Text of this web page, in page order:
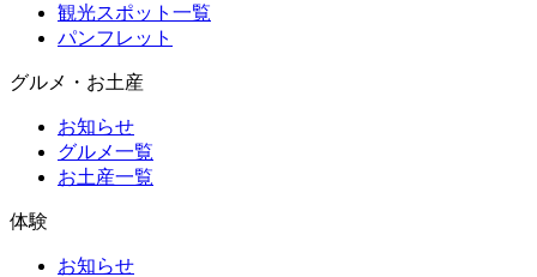
観光スポット一覧
パンフレット
グルメ・お土産
お知らせ
グルメ一覧
お土産一覧
体験
お知らせ